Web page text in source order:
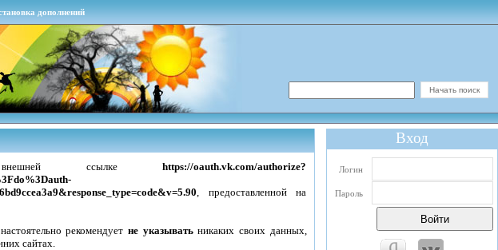
дополнений
Вход
Логин
Пароль
ссылкеhttps://oauth.vk.com/authorize?
, предоставленной на
рекомендуетне указыватьникаких своих данных,
сайтах.